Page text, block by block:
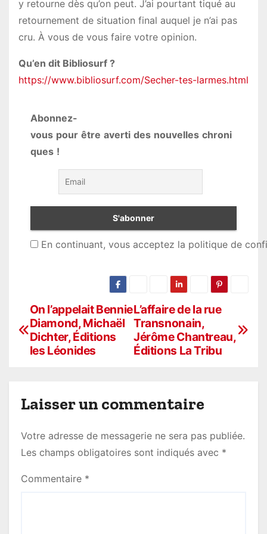
y retourne dès qu’on peut. J’ai pourtant tiqué au
retournement de situation final auquel je n’ai pas
cru. À vous de vous faire votre opinion.
Qu’en dit Bibliosurf ?
https://www.bibliosurf.com/Secher-tes-larmes.html
Abonnez-
vous pour être averti des nouvelles chroni
ques !
En continuant, vous acceptez la politique de
N
a
g
a
t
i
L’affaire de la rue
Transnonain,
Jérôme Chantreau,
Éditions La Tribu
On l’appelait Bennie
Diamond, Michaël
Dichter, Éditions
les Léonides
Laisser un commentaire
Votre adresse de messagerie ne sera pas publiée.
Les champs obligatoires sont indiqués avec *
Commentaire *